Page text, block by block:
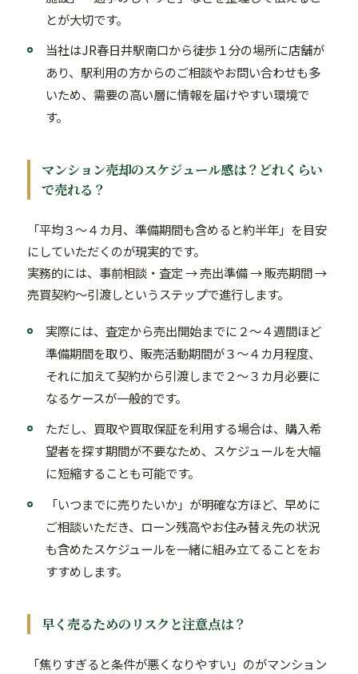
とが大切です。
当社はJR春日井駅南口から徒歩１分の場所に店舗が
あり、駅利用の方からのご相談やお問い合わせも多
いため、需要の高い層に情報を届けやすい環境で
す。
マンション売却のスケジュール感は？どれくらい
で売れる？
「平均３〜４カ月、準備期間も含めると約半年」を目安
にしていただくのが現実的です。
実務的には、事前相談・査定 → 売出準備 → 販売期間 →
売買契約〜引渡しというステップで進行します。
実際には、査定から売出開始までに２〜４週間ほど
準備期間を取り、販売活動期間が３〜４カ月程度、
それに加えて契約から引渡しまで２〜３カ月必要に
なるケースが一般的です。
ただし、買取や買取保証を利用する場合は、購入希
望者を探す期間が不要なため、スケジュールを大幅
に短縮することも可能です。
「いつまでに売りたいか」が明確な方ほど、早めに
ご相談いただき、ローン残高やお住み替え先の状況
も含めたスケジュールを一緒に組み立てることをお
すすめします。
早く売るためのリスクと注意点は？
「焦りすぎると条件が悪くなりやすい」のがマンション